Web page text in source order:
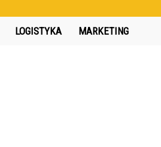
LOGISTYKA MARKETING